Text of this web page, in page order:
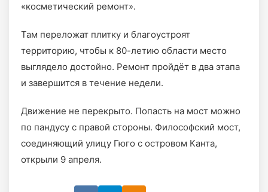
«косметический ремонт».
Там переложат плитку и благоустроят
территорию, чтобы к 80-летию области место
выглядело достойно. Ремонт пройдёт в два этапа
и завершится в течение недели.
Движение не перекрыто. Попасть на мост можно
по пандусу с правой стороны. Философский мост,
соединяющий улицу Гюго с островом Канта,
открыли 9 апреля.